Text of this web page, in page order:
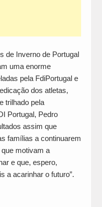
de Inverno de Portugal
uma enorme
pela FdiPortugal e
dos atletas,
trilhado pela
Portugal, Pedro
assim que
famílias a continuarem
motivam a
e que, espero,
a acarinhar o futuro”.